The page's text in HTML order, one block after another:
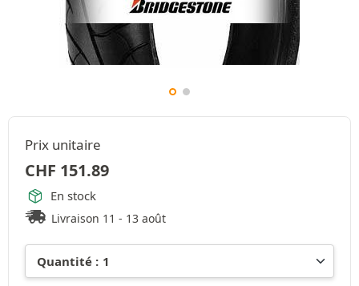
Prix unitaire
CHF 151.89
En stock
Livraison 11 - 13 août